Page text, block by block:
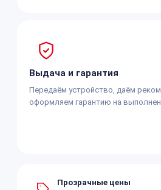
Выдача и гарантия
Передаём устройство, даём
оформляем гарантию на
Прозрачные цены